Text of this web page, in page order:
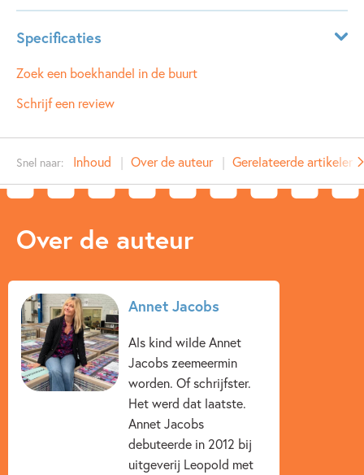
Is verliefd zijn soms besmettelijk?
Nee toch?
Specificaties
Leeftijdsindicatie: 8 - 10 jaar
ISBN:
9789025869809
Auteur(s):
Annet Jacobs
Prijs:
99
Uitgever: Leopold
Kenmerken van e-book
7 – 9 jaar 9 – 12 jaar
Actie & avontuur
Dagelijks leven
Dieren & natuur
Liefde & verliefdheid
Op & rond school
Zoek een boekhandel in de buurt
Schrijf een review
Snel naar: Inhoud Over de auteur Gerelateerde artikelen
Over de auteur
Annet Jacobs
Als kind wilde Annet
Jacobs zeemeermin
worden. Of schrijfster.
Het werd dat laatste.
Annet Jacobs
debuteerde in 2012 bij
uitgeverij Leopold met